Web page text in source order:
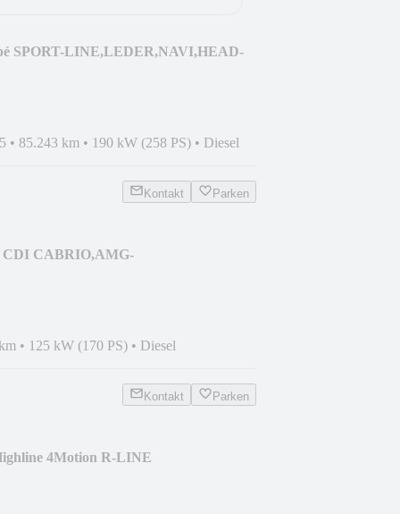
SPORT-LINE,LEDER,NAVI,HEAD-
• 85.243 km • 190 kW (258 PS) • Diesel
Kontakt Parken
CDI CABRIO,AMG-
• 125 kW (170 PS) • Diesel
Kontakt Parken
4Motion R-LINE